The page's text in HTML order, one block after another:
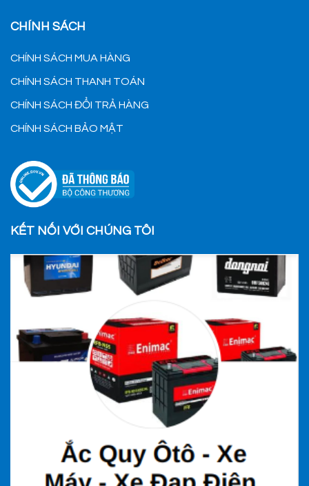
CHÍNH SÁCH
CHÍNH SÁCH MUA HÀNG
CHÍNH SÁCH THANH TOÁN
CHÍNH SÁCH ĐỔI TRẢ HÀNG
CHÍNH SÁCH BẢO MẬT
KẾT NỐI VỚI CHÚNG TÔI